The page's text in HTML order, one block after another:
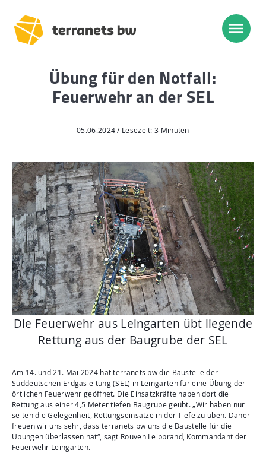
Trassenverlauf SEL:
Lampertheim – Heidelberg
Heidelberg – Heilbronn
Löchgau – Esslingen a. N.
Esslingen a. N. – Bissingen
Start
Planung, Bau, Betrieb
Aktuelles
Mediathek
Newsletter
Kontakt
Übung für den Notfall:
Feuerwehr an der SEL
05.06.2024 / Lesezeit: 3 Minuten
Die Feuerwehr aus Leingarten übt liegende
Rettung aus der Baugrube der SEL
Am 14. und 21. Mai 2024 hat terranets bw die Baustelle der
Süddeutschen Erdgasleitung (SEL) in Leingarten für eine Übung der
örtlichen Feuerwehr geöffnet. Die Einsatzkräfte haben dort die
Rettung aus einer 4,5 Meter tiefen Baugrube geübt. „Wir haben nur
selten die Gelegenheit, Rettungseinsätze in der Tiefe zu üben. Daher
freuen wir uns sehr, dass terranets bw uns die Baustelle für die
Übungen überlassen hat“, sagt Rouven Leibbrand, Kommandant der
Feuerwehr Leingarten.